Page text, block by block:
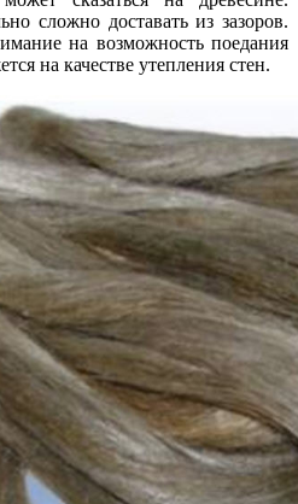
сложно доставать из зазоров.
на возможность поедания
на качестве утепления стен.